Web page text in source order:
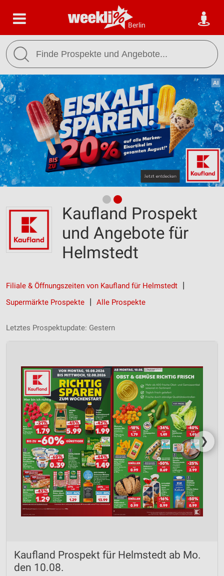
Berlin
Kaufland Prospekt
und Angebote für
Helmstedt
Filiale & Öffnungszeiten von Kaufland für Helmstedt
Supermärkte Prospekte
Alle Prospekte
Letztes Prospektupdate: Gestern
❯
Kaufland Prospekt für Helmstedt ab Mo.
den 10.08.